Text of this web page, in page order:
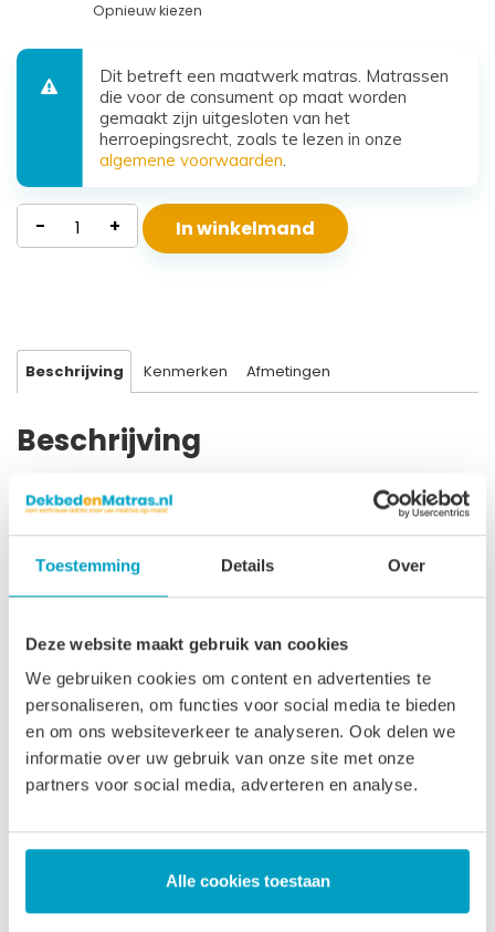
Toestemming Details Over
Deze website maakt gebruik van cookies
We gebruiken cookies om content en advertenties te
personaliseren, om functies voor social media te bieden
en om ons websiteverkeer te analyseren. Ook delen we
informatie over uw gebruik van onze site met onze
partners voor social media, adverteren en analyse.
Alle cookies toestaan
Opnieuw kiezen
Dit betreft een maatwerk matras. Matrassen
die voor de consument op maat worden
gemaakt zijn uitgesloten van het
herroepingsrecht, zoals te lezen in onze
algemene voorwaarden.
Polyether
Matras
- + In winkelmand
Beschrijving Kenmerken Afmetingen
Beschrijving
Kern Polyether SG40 Hoogte 16 cm Afritsbare uitwasbare
bekleding Bekleding doorgestikt met 300 gr/m2 Clima Top
iedereen die graag wat stevig slaapt. De standaardmaten
zijn doorgaans op voorraad. Andere maten ± 3 weken
levertijd.
Let op, door het flexibele materiaal, kunnen matrassen tot
2% afwijken in afmeting. Maatwerk matrassen zijn niet
direct leverbaar, de productie kost 3-4 weken tijd. Voor onze
algemene voorwaarden.